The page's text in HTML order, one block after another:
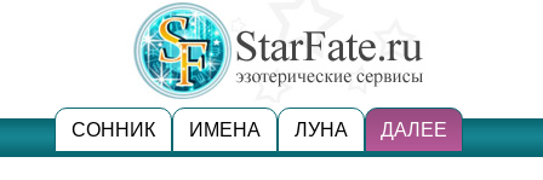
СОННИК ИМЕНА ЛУНА ДАЛЕЕ